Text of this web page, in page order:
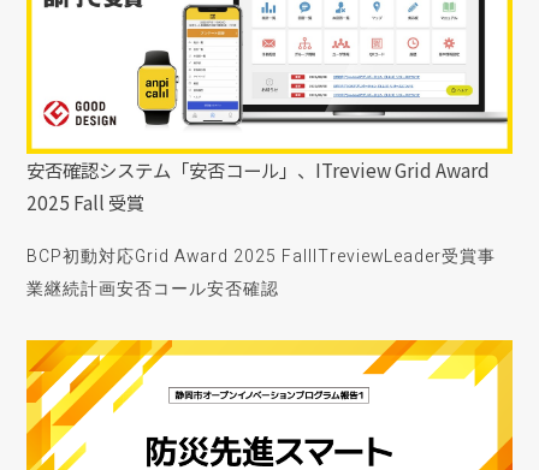
安否確認システム「安否コール」、ITreview Grid Award
2025 Fall 受賞
BCP初動対応Grid Award 2025 FallITreviewLeader受賞事
業継続計画安否コール安否確認